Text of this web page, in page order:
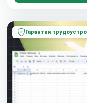
Гарантия